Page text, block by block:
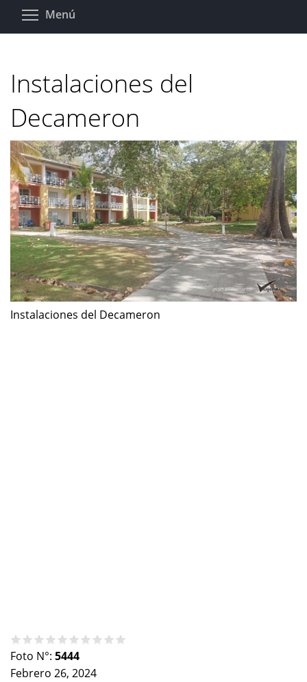
Pasar
Menú
Instalaciones del
Decameron
Instalaciones del Decameron
Foto N°: 5444
Febrero 26, 2024